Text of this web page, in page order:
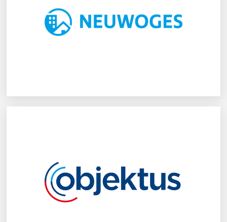
NEUWOGES Neubrandenburger
Wohnungsgesellschaft mbH
Objektus GmbH